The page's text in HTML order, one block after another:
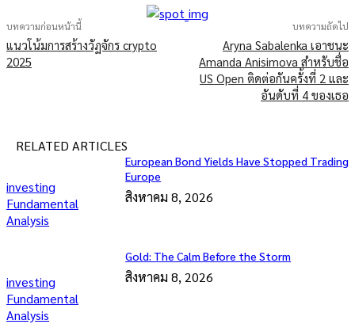
บทความก่อนหน้านี้
แนวโน้มการสร้างวัฏจักร crypto
2025
บทความถัดไป
Aryna Sabalenka เอาชนะ
Amanda Anisimova สำหรับชื่อ
US Open ติดต่อกันครั้งที่ 2 และ
อันดับที่ 4 ของเธอ
RELATED ARTICLES
investing
Fundamental
Analysis
European Bond Yields Have Stopped Trading
Europe
สิงหาคม 8, 2026
investing
Fundamental
Analysis
Gold: The Calm Before the Storm
สิงหาคม 8, 2026